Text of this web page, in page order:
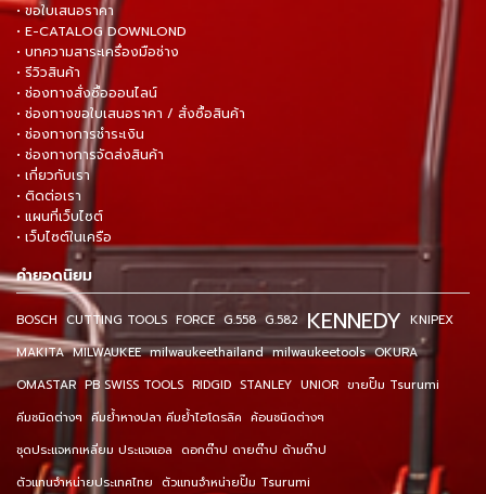
• ขอใบเสนอราคา
• E-CATALOG DOWNLOND
• บทความสาระเครื่องมือช่าง
• รีวิวสินค้า
• ช่องทางสั่งซื้อออนไลน์
• ช่องทางขอใบเสนอราคา / สั่งซื้อสินค้า
• ช่องทางการชำระเงิน
• ช่องทางการจัดส่งสินค้า
• เกี่ยวกับเรา
• ติดต่อเรา
• แผนที่เว็บไซต์
• เว็บไซต์ในเครือ
คำยอดนิยม
BOSCH CUTTING TOOLS FORCE G.558 G.582 KENNEDY KNIPEX
MAKITA MILWAUKEE milwaukeethailand milwaukeetools OKURA
OMASTAR PB SWISS TOOLS RIDGID STANLEY UNIOR ขายปั๊ม Tsurumi
คีมชนิดต่างๆ คีมย้ำหางปลา คีมย้ำไฮโดรลิค ค้อนชนิดต่างๆ
ชุดประแจหกเหลี่ยม ประแจแอล ดอกต๊าป ดายต๊าป ด้ามต๊าป
ตัวแทนจำหน่ายประเทศไทย ตัวแทนจำหน่ายปั๊ม Tsurumi